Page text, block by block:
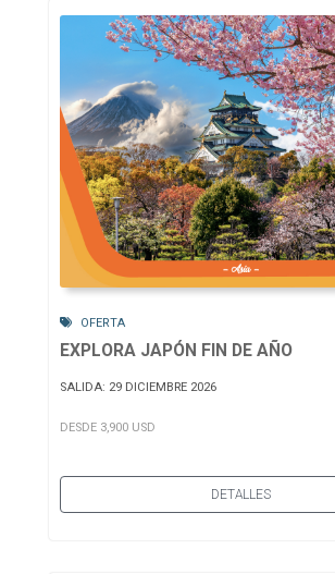
OFERTA
EXPLORA JAPÓN FIN DE AÑO
SALIDA: 29 DICIEMBRE 2026
DESDE 3,900 USD
DETALLES